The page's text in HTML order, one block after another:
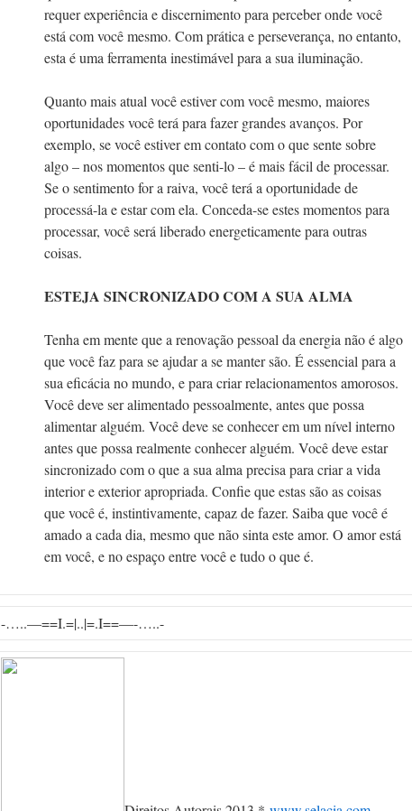
requer experiência e discernimento para perceber onde você
está com você mesmo. Com prática e perseverança, no entanto,
esta é uma ferramenta inestimável para a sua iluminação.
Quanto mais atual você estiver com você mesmo, maiores
oportunidades você terá para fazer grandes avanços. Por
exemplo, se você estiver em contato com o que sente sobre
algo – nos momentos que senti-lo – é mais fácil de processar.
Se o sentimento for a raiva, você terá a oportunidade de
processá-la e estar com ela. Conceda-se estes momentos para
processar, você será liberado energeticamente para outras
coisas.
ESTEJA SINCRONIZADO COM A SUA ALMA
Tenha em mente que a renovação pessoal da energia não é algo
que você faz para se ajudar a se manter são. É essencial para a
sua eficácia no mundo, e para criar relacionamentos amorosos.
Você deve ser alimentado pessoalmente, antes que possa
alimentar alguém. Você deve se conhecer em um nível interno
antes que possa realmente conhecer alguém. Você deve estar
sincronizado com o que a sua alma precisa para criar a vida
interior e exterior apropriada. Confie que estas são as coisas
que você é, instintivamente, capaz de fazer. Saiba que você é
amado a cada dia, mesmo que não sinta este amor. O amor está
em você, e no espaço entre você e tudo o que é.
-…..—==I.=|..|=.I==—-…..-